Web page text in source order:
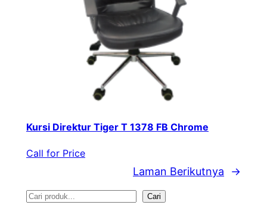
Kursi Direktur Tiger T 1378 FB Chrome
Call for Price
Laman Berikutnya →
S
Cari